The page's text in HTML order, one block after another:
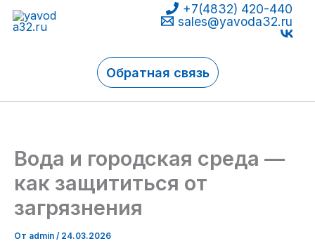
Перейти
+7(4832) 420-440
sales@yavoda32.ru
Обратная связь
Вода и городская среда —
как защититься от
загрязнения
От admin / 24.03.2026